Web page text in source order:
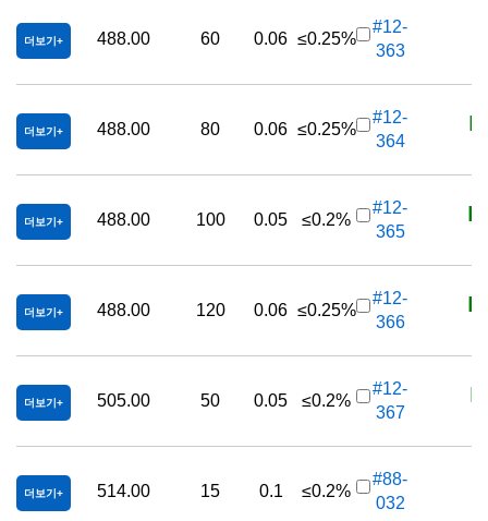
더보기 488.00 60 0.06 ≤0.25%
#12-
363
더보기 488.00 80 0.06 ≤0.25%
#12-
364
더보기 488.00 100 0.05 ≤0.2%
#12-
365
더보기 488.00 120 0.06 ≤0.25%
#12-
366
더보기 505.00 50 0.05 ≤0.2%
#12-
367
더보기 514.00 15 0.1 ≤0.2%
#88-
032